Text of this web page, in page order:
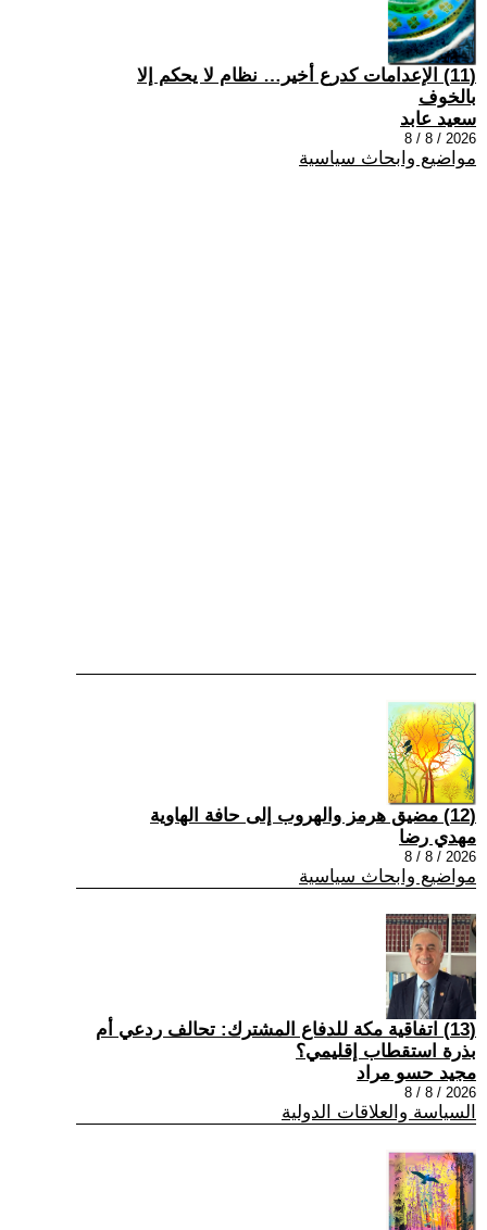
(11) الإعدامات كدرع أخير… نظام لا يحكم إلا
بالخوف
سعيد عابد
2026 / 8 / 8
مواضيع وابحاث سياسية
(12) مضيق هرمز والهروب إلى حافة الهاوية
مهدي رضا
2026 / 8 / 8
مواضيع وابحاث سياسية
(13) اتفاقية مكة للدفاع المشترك: تحالف ردعي أم
بذرة استقطاب إقليمي؟
مجيد حسو مراد
2026 / 8 / 8
السياسة والعلاقات الدولية